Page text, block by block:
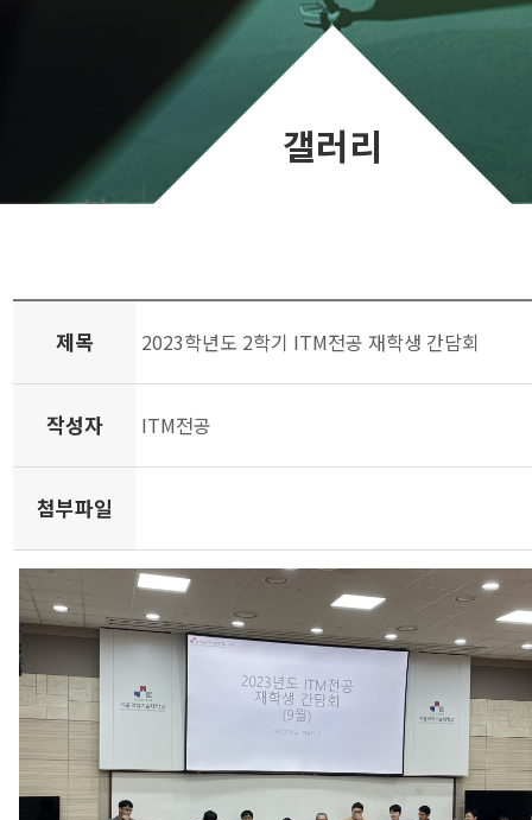
갤러리
제목 2023학년도 2학기 ITM전공 재학생 간담회
작성자 ITM전공
첨부파일